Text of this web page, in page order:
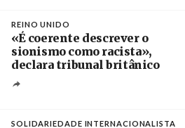
REINO UNIDO
«É coerente descrever o
sionismo como racista»,
declara tribunal britânico
SOLIDARIEDADE INTERNACIONALISTA